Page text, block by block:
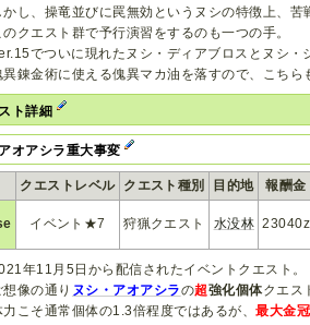
かし、操竜並びに罠無効というヌシの特徴上、苦
のクエスト群で予行演習をするのも一つの手。
でついに現れたヌシ・ディアブロスとヌシ・
異錬金術に使える傀異マカ油を落すので、こちら
ト詳細
オアシラ重大事変
クエストレベル クエスト種別 目的地 報酬金
イベント★7 狩猟クエスト 水没林 23040z
年11月5日から配信されたイベントクエスト。
想像の通り ヌシ・アオアシラの超強化個体クエス
力こそ通常個体の1.3倍程度ではあるが、最大金